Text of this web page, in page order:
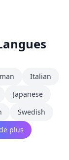
Italian
Japanese
Swedish
plus